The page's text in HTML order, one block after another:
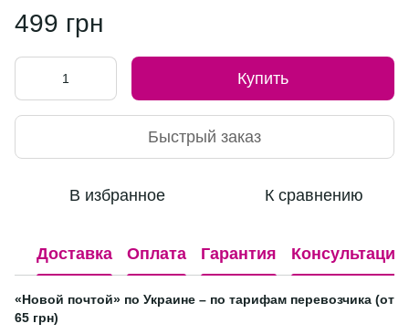
499 грн
Купить
Быстрый заказ
В избранное К сравнению
Доставка Оплата Гарантия Консультация
«Новой почтой» по Украине – по тарифам перевозчика (от
65 грн)